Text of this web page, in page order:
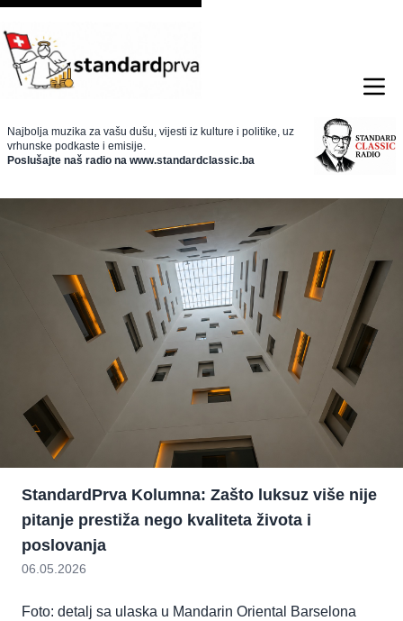
Najbolja muzika za vašu dušu, vijesti iz kulture i politike, uz
vrhunske podkaste i emisije.
Poslušajte naš radio na www.standardclassic.ba
StandardPrva Kolumna: Zašto luksuz više nije
pitanje prestiža nego kvaliteta života i
poslovanja
06.05.2026
Foto: detalj sa ulaska u Mandarin Oriental Barselona